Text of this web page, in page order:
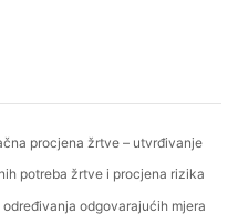
procjena žrtve – utvrđivanje
potreba žrtve i procjena rizika
određivanja odgovarajućih mjera